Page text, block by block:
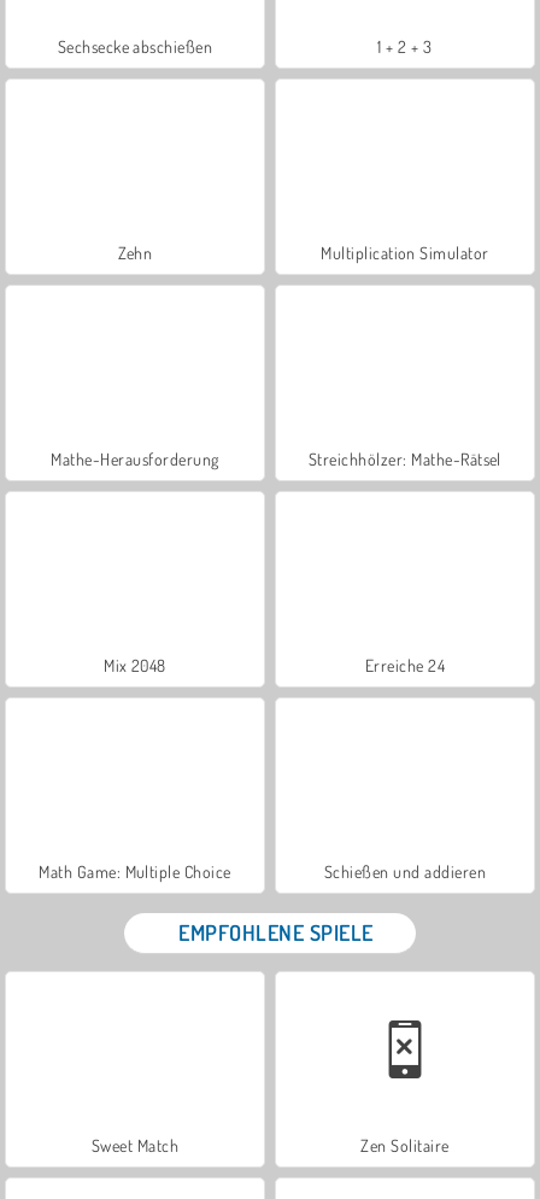
Sechsecke abschießen 1 + 2 + 3
Zehn Multiplication Simulator
Mathe-Herausforderung Streichhölzer: Mathe-Rätsel
Mix 2048 Erreiche 24
Math Game: Multiple Choice Schießen und addieren
EMPFOHLENE SPIELE
Sweet Match Zen Solitaire